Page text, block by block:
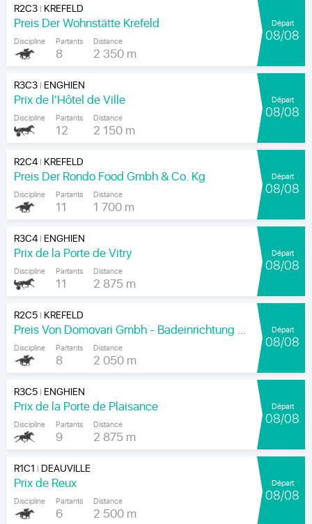
R2C3| KREFELD
Preis Der Wohnstätte Krefeld
Discipline Partants
8
Distance
2 350 m
Départ
08/08
R3C3| ENGHIEN
Prix de l'Hôtel de Ville
Discipline Partants
12
Distance
2 150 m
Départ
08/08
R2C4| KREFELD
Preis Der Rondo Food Gmbh & Co. Kg
Discipline Partants
11
Distance
1 700 m
Départ
08/08
R3C4| ENGHIEN
Prix de la Porte de Vitry
Discipline Partants
11
Distance
2 875 m
Départ
08/08
R2C5| KREFELD
Preis Von Domovari Gmbh - Badeinrichtung Auf Mass
Discipline Partants
8
Distance
2 050 m
Départ
08/08
R3C5| ENGHIEN
Prix de la Porte de Plaisance
Discipline Partants
9
Distance
2 875 m
Départ
08/08
R1C1 | DEAUVILLE
Prix de Reux
Discipline Partants
6
Distance
2 500 m
Départ
08/08